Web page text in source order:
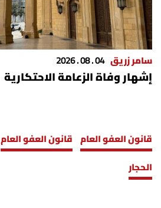
سامر زريق 04 . 08 . 2026
إشهار وفاة الزعامة الاحتكارية
قانون العفو العام قانون العفو العام
الحجار